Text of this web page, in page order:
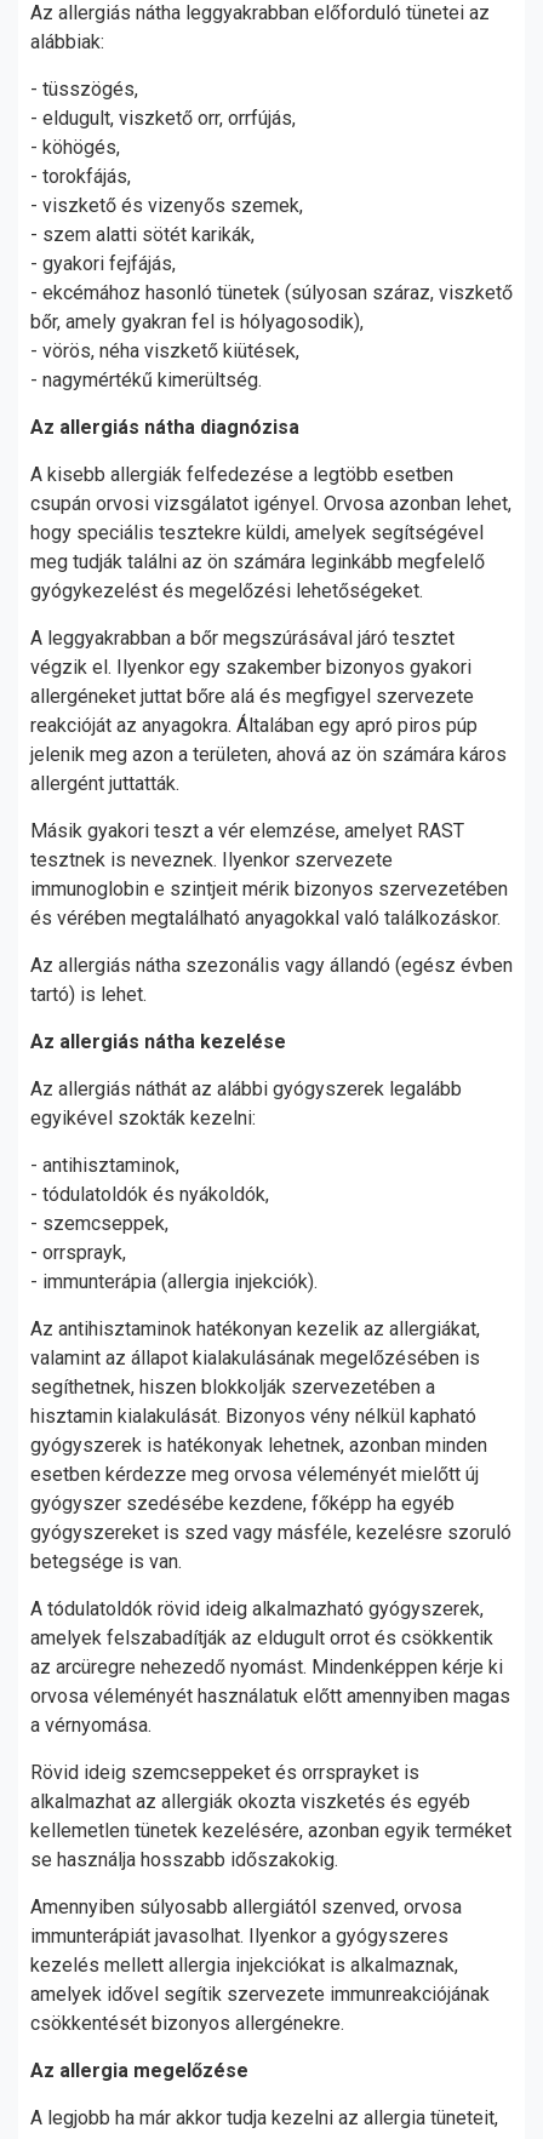
Az allergiás nátha leggyakrabban előforduló tünetei az
alábbiak:
- tüsszögés,
- eldugult, viszkető orr, orrfújás,
- köhögés,
- torokfájás,
- viszkető és vizenyős szemek,
- szem alatti sötét karikák,
- gyakori fejfájás,
- ekcémához hasonló tünetek (súlyosan száraz, viszkető
bőr, amely gyakran fel is hólyagosodik),
- vörös, néha viszkető kiütések,
- nagymértékű kimerültség.
Az allergiás nátha diagnózisa
A kisebb allergiák felfedezése a legtöbb esetben
csupán orvosi vizsgálatot igényel. Orvosa azonban lehet,
hogy speciális tesztekre küldi, amelyek segítségével
meg tudják találni az ön számára leginkább megfelelő
gyógykezelést és megelőzési lehetőségeket.
A leggyakrabban a bőr megszúrásával járó tesztet
végzik el. Ilyenkor egy szakember bizonyos gyakori
allergéneket juttat bőre alá és megfigyel szervezete
reakcióját az anyagokra. Általában egy apró piros púp
jelenik meg azon a területen, ahová az ön számára káros
allergént juttatták.
Másik gyakori teszt a vér elemzése, amelyet RAST
tesztnek is neveznek. Ilyenkor szervezete
immunoglobin e szintjeit mérik bizonyos szervezetében
és vérében megtalálható anyagokkal való találkozáskor.
Az allergiás nátha szezonális vagy állandó (egész évben
tartó) is lehet.
Az allergiás nátha kezelése
Az allergiás náthát az alábbi gyógyszerek legalább
egyikével szokták kezelni:
- antihisztaminok,
- tódulatoldók és nyákoldók,
- szemcseppek,
- orrsprayk,
- immunterápia (allergia injekciók).
Az antihisztaminok hatékonyan kezelik az allergiákat,
valamint az állapot kialakulásának megelőzésében is
segíthetnek, hiszen blokkolják szervezetében a
hisztamin kialakulását. Bizonyos vény nélkül kapható
gyógyszerek is hatékonyak lehetnek, azonban minden
esetben kérdezze meg orvosa véleményét mielőtt új
gyógyszer szedésébe kezdene, főképp ha egyéb
gyógyszereket is szed vagy másféle, kezelésre szoruló
betegsége is van.
A tódulatoldók rövid ideig alkalmazható gyógyszerek,
amelyek felszabadítják az eldugult orrot és csökkentik
az arcüregre nehezedő nyomást. Mindenképpen kérje ki
orvosa véleményét használatuk előtt amennyiben magas
a vérnyomása.
Rövid ideig szemcseppeket és orrsprayket is
alkalmazhat az allergiák okozta viszketés és egyéb
kellemetlen tünetek kezelésére, azonban egyik terméket
se használja hosszabb időszakokig.
Amennyiben súlyosabb allergiától szenved, orvosa
immunterápiát javasolhat. Ilyenkor a gyógyszeres
kezelés mellett allergia injekciókat is alkalmaznak,
amelyek idővel segítik szervezete immunreakciójának
csökkentését bizonyos allergénekre.
Az allergia megelőzése
A legjobb ha már akkor tudja kezelni az allergia tüneteit,